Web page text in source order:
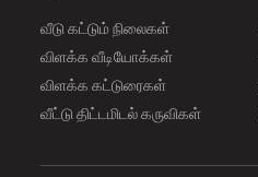
வீடு கட்டும் நிலைகள்
விளக்க வீடியோக்கள்
விளக்க கட்டுரைகள்
வீட்டு திட்டமிடல் கருவிகள்